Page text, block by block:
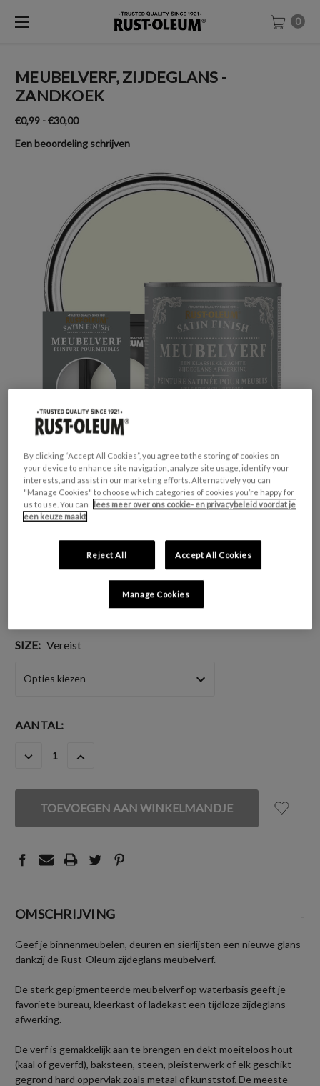
0
MEUBELVERF, ZIJDEGLANS -
ZANDKOEK
€0,99 - €30,00
Een beoordeling schrijven
GESCHIKT VOOR: Meubels en plinten
KLEURGROEP: Wit
KLEURCOLLECTIE: Neutrale tinten
SIZE: Vereist
HUIDIGE
AANTAL:
HOEVEELHEID
VAN
UNDEFINED
HOEVEELHEID
VAN
UNDEFINED
OMSCHRIJVING -
Geef je binnenmeubelen, deuren en sierlijsten een nieuwe glans
dankzij de Rust-Oleum zijdeglans meubelverf.
De sterk gepigmenteerde meubelverf op waterbasis geeft je
favoriete bureau, kleerkast of ladekast een tijdloze zijdeglans
afwerking.
De verf is gemakkelijk aan te brengen en dekt moeiteloos hout
(kaal of geverfd), baksteen, steen, pleisterwerk of elk geschikt
gegrond hard oppervlak zoals metaal of kunststof. De meeste
By clicking “Accept All Cookies”, you agree to the storing of cookies on
your device to enhance site navigation, analyze site usage, identify your
interests, and assist in our marketing efforts. Alternatively you can
"Manage Cookies" to choose which categories of cookies you’re happy for
us to use. You can
lees meer over ons cookie- en privacybeleid voordat je
een keuze maakt
Reject All Accept All Cookies
Manage Cookies